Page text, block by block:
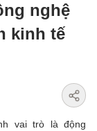
nghệ
kinh tế
vai trò là động